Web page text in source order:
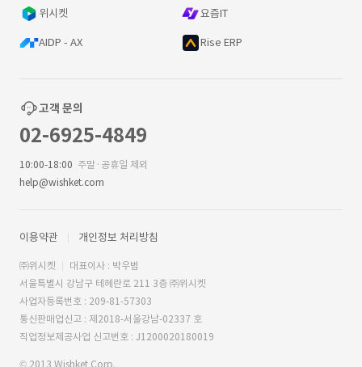
위시켓 요즘IT
AIDP - AX Rise ERP
고객 문의
02-6925-4849
10:00-18:00 주말·공휴일 제외
help@wishket.com
이용약관 개인정보 처리방침
㈜위시켓
대표이사 : 박우범
서울특별시 강남구 테헤란로 211 3층 ㈜위시켓
사업자등록번호 : 209-81-57303
통신판매업신고 : 제2018-서울강남-02337 호
직업정보제공사업 신고번호 : J1200020180019
© 2013 Wishket Corp.